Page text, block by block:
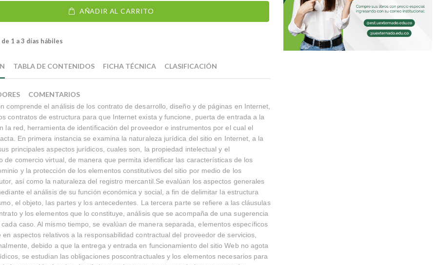
AÑADIR AL CARRITO
1 a 3 días hábiles
comprende el análisis de los contrato de desarrollo, diseño y de páginas en Internet,
contratos de estructura para que Internet exista y funcione, puerta de entrada a la
la red, herramienta de identificación del proveedor e instrumentos por el cual el
En primera instancia se examina la naturaleza jurídica del sitio en Internet, a la
principales aspectos jurídicos, cuales son, la propiedad intelectual y el
de comercio virtual, de manera que permita identificar las características de los
y la protección de los elementos constitutivos del sitio por medio de los
así como la naturaleza del registro mercantil.Se evalúan los aspectos generales
el análisis de su función económica y social, a fin de delimitar la estructura
el objeto, las partes y los antecedentes. La tercera parte se refiere a las cláusulas
y los elementos que lo constituye, análisis que se acompaña de una sugerencia
caso. Al mismo tiempo, se evalúan de manera separada, elementos específicos
en aspectos relativos a la responsabilidad contractual del proveedor de servicios,
debido a que la entrega y entrada en funcionamiento del sitio Web no agota
se estudian las obligaciones poscontractuales y los elementos necesarios para
TABLA DE CONTENIDOS FICHA TÉCNICA CLASIFICACIÓN
COMENTARIOS